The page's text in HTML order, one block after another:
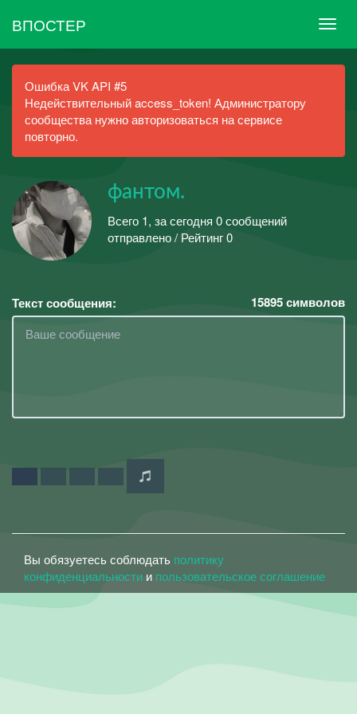
ВПОСТЕР
Ошибка VK API #5
Недействительный access_token! Администратору
сообщества нужно авторизоваться на сервисе
повторно.
фантом.
Всего 1, за сегодня 0 сообщений
отправлено / Рейтинг 0
Текст сообщения: 15895символов
Вы обязуетесь соблюдать политику
конфиденциальности и пользовательское соглашение